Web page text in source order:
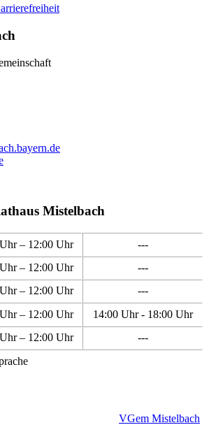
Mistelbach
– 12:00 Uhr
---
– 12:00 Uhr
---
– 12:00 Uhr
---
– 12:00 Uhr
14:00 Uhr - 18:00 Uhr
– 12:00 Uhr
---
VGem Mistelbach